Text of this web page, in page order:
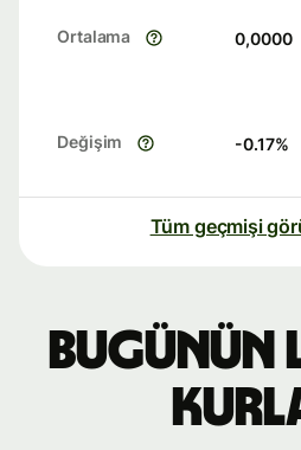
Ortalama 0,0000
Değişim -0.17%
Tüm geçmişi
Bugünün